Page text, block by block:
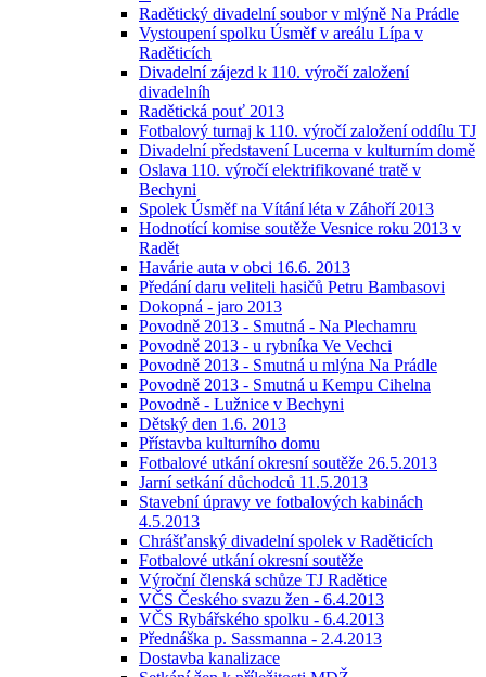
Radětický divadelní soubor v mlýně Na Prádle
Vystoupení spolku Úsměf v areálu Lípa v
Raděticích
Divadelní zájezd k 110. výročí založení
divadelníh
Radětická pouť 2013
Fotbalový turnaj k 110. výročí založení oddílu TJ
Divadelní představení Lucerna v kulturním domě
Oslava 110. výročí elektrifikované tratě v
Bechyni
Spolek Úsměf na Vítání léta v Záhoří 2013
Hodnotící komise soutěže Vesnice roku 2013 v
Radět
Havárie auta v obci 16.6. 2013
Předání daru veliteli hasičů Petru Bambasovi
Dokopná - jaro 2013
Povodně 2013 - Smutná - Na Plechamru
Povodně 2013 - u rybníka Ve Vechci
Povodně 2013 - Smutná u mlýna Na Prádle
Povodně 2013 - Smutná u Kempu Cihelna
Povodně - Lužnice v Bechyni
Dětský den 1.6. 2013
Přístavba kulturního domu
Fotbalové utkání okresní soutěže 26.5.2013
Jarní setkání důchodců 11.5.2013
Stavební úpravy ve fotbalových kabinách
4.5.2013
Chrášťanský divadelní spolek v Raděticích
Fotbalové utkání okresní soutěže
Výroční členská schůze TJ Radětice
VČS Českého svazu žen - 6.4.2013
VČS Rybářského spolku - 6.4.2013
Přednáška p. Sassmanna - 2.4.2013
Dostavba kanalizace